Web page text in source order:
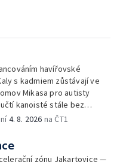
havířovské
s kadmiem zůstávají ve
Mikasa pro autisty
kanoisté stále bez
— Tereza Kneblová je
Hückelovy vily — Nové
Rýmařova
4. 8. 2026 na ČT1
zónu Jakartovice —